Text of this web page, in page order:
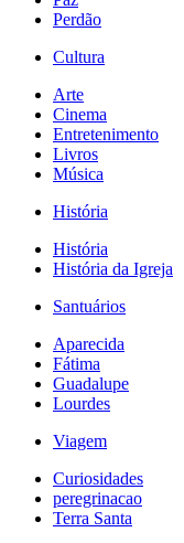
Perdão
Cultura
Arte
Cinema
Entretenimento
Livros
Música
História
História
História da Igreja
Santuários
Aparecida
Fátima
Guadalupe
Lourdes
Viagem
Curiosidades
peregrinacao
Terra Santa